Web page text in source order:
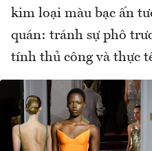
kim loại màu bạc ấn
quán: tránh sự phô
tính thủ công và thực